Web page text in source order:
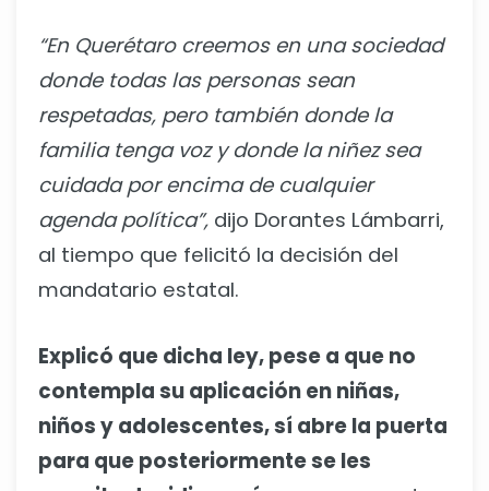
“En Querétaro creemos en una sociedad
donde todas las personas sean
respetadas, pero también donde la
familia tenga voz y donde la niñez sea
cuidada por encima de cualquier
agenda política”, dijo Dorantes Lámbarri,
al tiempo que felicitó la decisión del
mandatario estatal.
Explicó que dicha ley, pese a que no
contempla su aplicación en niñas,
niños y adolescentes, sí abre la puerta
para que posteriormente se les